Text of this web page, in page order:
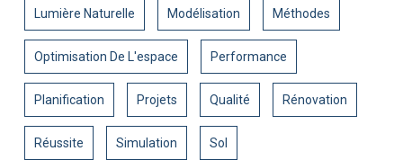
Lumière Naturelle Modélisation Méthodes
Optimisation De L'espace Performance
Planification Projets Qualité Rénovation
Réussite Simulation Sol